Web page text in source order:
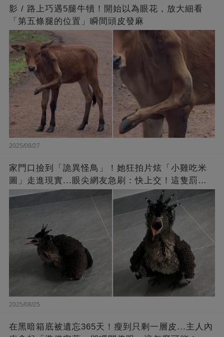
影 / 路上巧遇5腿牛犢！開始以為眼花，放大細看
「第五條腿的位置」瞬間頭皮發麻
2025/08/27
家門口撿到「詭異怪鳥」！她狂拍片炫「小雞吃米
圖」走進現實...眼尖網友急刷：快上交！這隻罰很
2025/08/25
在黑暗箱底被遺忘365天！瘦到只剩一層皮...主人內